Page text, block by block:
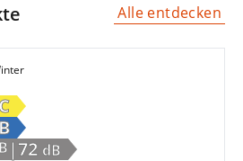
Alle entdecken
B
B |72 dB